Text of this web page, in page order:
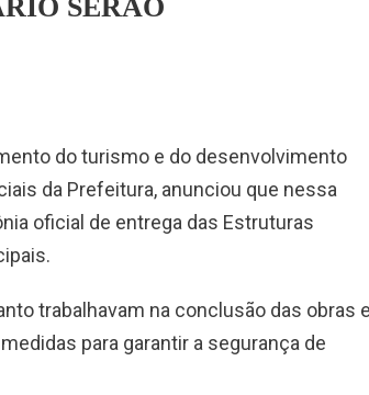
SERÃO
do turismo e do desenvolvimento
da Prefeitura, anunciou que nessa
oficial de entrega das Estruturas
trabalhavam na conclusão das obras
para garantir a segurança de